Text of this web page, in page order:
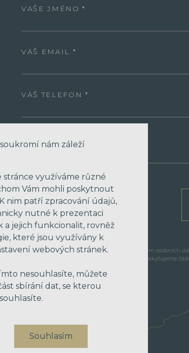
VAŠE JMÉNO
VÁŠ EMAIL
VÁŠ TELEFON
* Odesláním formuláře souhlasím se zpracováním osobních
obchodní nabídky. Vaše osobní údaje dále neposkytujeme
nám záleží
stránce využíváme různé
Vám mohli poskytnout
nim patří zpracování údajů,
nutné k prezentaci
a jejich funkcionalit, rovněž
které jsou využívány k
webových stránek.
nesouhlasíte, můžete
sbírání dat, se kterou
souhlasíte.
Souhlasím